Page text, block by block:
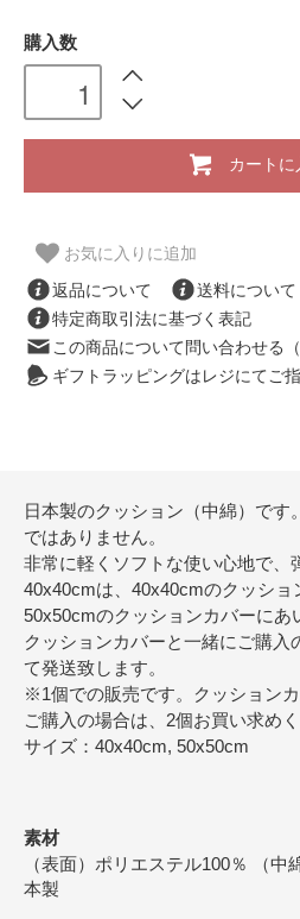
購入数
カートに
お気に入りに追加
返品について
送料について
特定商取引法に基づく表記
この商品について問い合わせる
ギフトラッピングはレジにてご
日本製のクッション（中綿）です
ではありません。
非常に軽くソフトな使い心地で、
40x40cmは、40x40cmのクッショ
50x50cmのクッションカバーにあ
クッションカバーと一緒にご購入
て発送致します。
※1個での販売です。クッション
ご購入の場合は、2個お買い求めく
サイズ：40x40cm, 50x50cm
素材
（表面）ポリエステル100％ （中
本製